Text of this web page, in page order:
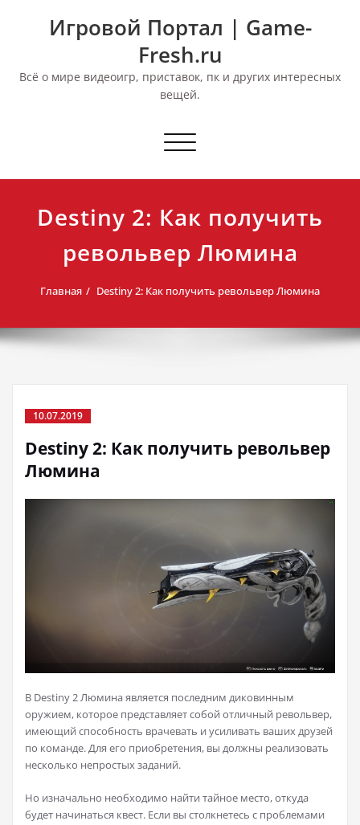
Игровой Портал | Game-
Fresh.ru
Всё о мире видеоигр, приставок, пк и других интересных
вещей.
Переключить
Destiny 2: Как получить
револьвер Люмина
Главная Destiny 2: Как получить револьвер Люмина
10.07.2019
Destiny 2: Как получить револьвер
Люмина
В Destiny 2 Люмина является последним диковинным
оружием, которое представляет собой отличный револьвер,
имеющий способность врачевать и усиливать ваших друзей
по команде. Для его приобретения, вы должны реализовать
несколько непростых заданий.
Но изначально необходимо найти тайное место, откуда
будет начинаться квест. Если вы столкнетесь с проблемами